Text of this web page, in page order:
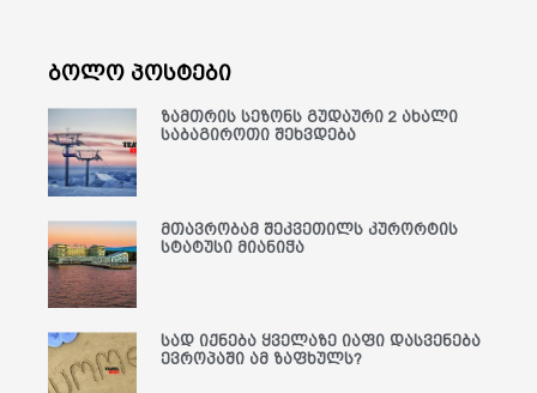
ბოლო პოსტები
ზამთრის სეზონს გუდაური 2 ახალი
საბაგიროთი შეხვდება
მთავრობამ შეკვეთილს კურორტის
სტატუსი მიანიჭა
სად იქნება ყველაზე იაფი დასვენება
ევროპაში ამ ზაფხულს?